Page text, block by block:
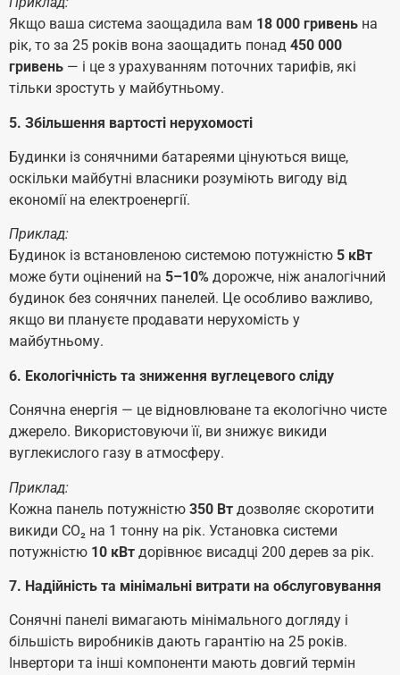
Якщо ваша система заощадила вам 18 000 гривень на
рік, то за 25 років вона заощадить понад 450 000
гривень — і це з урахуванням поточних тарифів, які
тільки зростуть у майбутньому.
5. Збільшення вартості нерухомості
Будинки із сонячними батареями цінуються вище,
оскільки майбутні власники розуміють вигоду від
економії на електроенергії.
Приклад:
Будинок із встановленою системою потужністю 5 кВт
може бути оцінений на 5–10% дорожче, ніж аналогічний
будинок без сонячних панелей. Це особливо важливо,
якщо ви плануєте продавати нерухомість у
майбутньому.
6. Екологічність та зниження вуглецевого сліду
Сонячна енергія — це відновлюване та екологічно чисте
джерело. Використовуючи її, ви знижує викиди
вуглекислого газу в атмосферу.
Приклад:
Кожна панель потужністю 350 Вт дозволяє скоротити
викиди CO₂ на 1 тонну на рік. Установка системи
потужністю 10 кВт дорівнює висадці 200 дерев за рік.
7. Надійність та мінімальні витрати на обслуговування
Сонячні панелі вимагають мінімального догляду і
більшість виробників дають гарантію на 25 років.
Інвертори та інші компоненти мають довгий термін